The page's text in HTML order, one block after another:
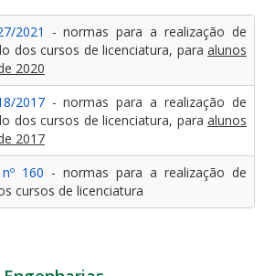
2021
- normas para a realização de
dos cursos de licenciatura, para alunos
2020
2017- normas para a realização de
dos cursos de licenciatura, para alunos
2017
160 - normas para a realização de
cursos de licenciatura